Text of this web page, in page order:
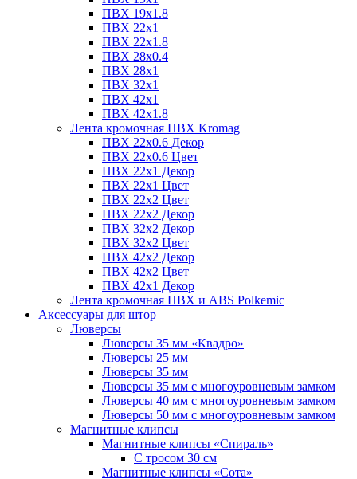
ПВХ 19х1.8
ПВХ 22х1
ПВХ 22х1.8
ПВХ 28х0.4
ПВХ 28х1
ПВХ 32x1
ПВХ 42х1
ПВХ 42х1.8
Лента кромочная ПВХ Kromag
ПВХ 22x0.6 Декор
ПВХ 22x0.6 Цвет
ПВХ 22x1 Декор
ПВХ 22x1 Цвет
ПВХ 22x2 Цвет
ПВХ 22x2 Декор
ПВХ 32x2 Декор
ПВХ 32x2 Цвет
ПВХ 42x2 Декор
ПВХ 42x2 Цвет
ПВХ 42x1 Декор
Лента кромочная ПВХ и ABS Polkemic
Аксессуары для штор
Люверсы
Люверсы 35 мм «Квадро»
Люверсы 25 мм
Люверсы 35 мм
Люверсы 35 мм с многоуровневым замком
Люверсы 40 мм с многоуровневым замком
Люверсы 50 мм с многоуровневым замком
Магнитные клипсы
Магнитные клипсы «Спираль»
С тросом 30 см
Магнитные клипсы «Сота»